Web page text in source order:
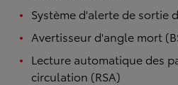
Système d'alerte de sortie
Avertisseur d'angle mort
Lecture automatique des
circulation (RSA)